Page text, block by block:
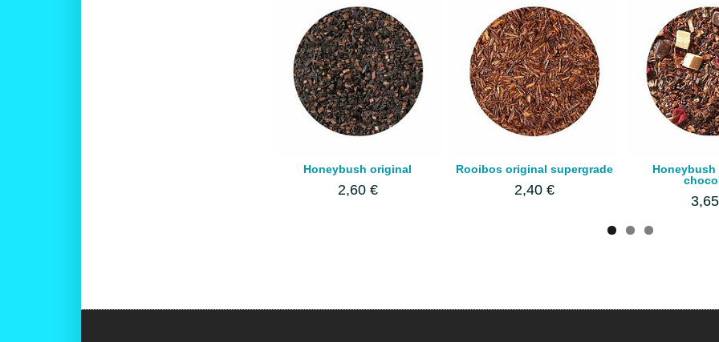
Honeybush original
2,60 €
Rooibos original supergrade
2,40 €
Honeybush